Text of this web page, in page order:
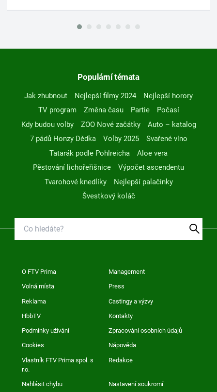
Populární témata
Jak zhubnout Nejlepší filmy 2024
Nejlepší horory
TV program
Změna času Partie
Počasí
Kdy budou volby
ZOO Nové začátky
Auto – katalog
7 pádů Honzy Dědka
Volby 2025
Svařené víno
Tatarák podle Pohlreicha
Aloe vera
Pěstování lichořeřišnice
Výpočet ascendentu
Tvarohové knedlíky
Nejlepší palačinky
Švestkový koláč
O FTV Prima Management
Volná místa Press
Reklama Castingy a výzvy
HbbTV Kontakty
Podmínky užívání Zpracování osobních údajů
Cookies Nápověda
Vlastník FTV Prima spol. s
r.o.
Redakce
Nahlásit chybu Nastavení soukromí